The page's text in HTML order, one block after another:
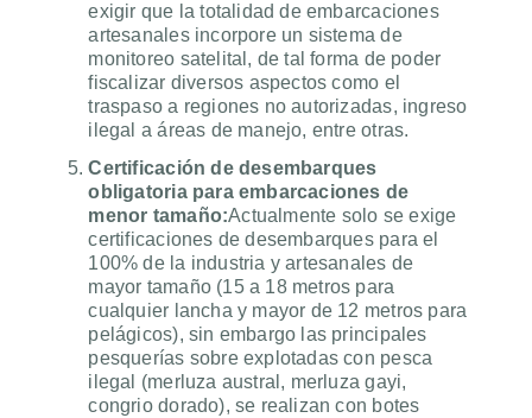
exigir que la totalidad de embarcaciones
artesanales incorpore un sistema de
monitoreo satelital, de tal forma de poder
fiscalizar diversos aspectos como el
traspaso a regiones no autorizadas, ingreso
ilegal a áreas de manejo, entre otras.
Certificación de desembarques
obligatoria para embarcaciones de
menor tamaño:Actualmente solo se exige
certificaciones de desembarques para el
100% de la industria y artesanales de
mayor tamaño (15 a 18 metros para
cualquier lancha y mayor de 12 metros para
pelágicos), sin embargo las principales
pesquerías sobre explotadas con pesca
ilegal (merluza austral, merluza gayi,
congrio dorado), se realizan con botes